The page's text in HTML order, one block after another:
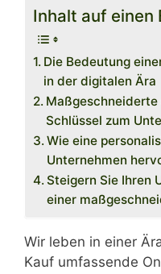
Inhalt auf einen
Die Bedeutung
in der digitalen Ära
Schlüssel zum
Wie eine
Unternehmen
Steigern Sie Ihren
einer
Wir leben in einer
Kauf umfassende